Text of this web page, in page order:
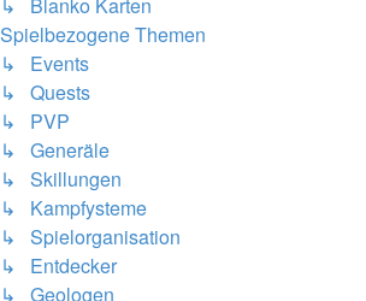
Spielbezogene Themen
↳ Events
↳ Quests
↳ PVP
↳ Generäle
↳ Skillungen
↳ Kampfysteme
↳ Spielorganisation
↳ Entdecker
↳ Geologen